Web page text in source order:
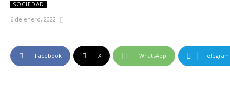
SOCIEDAD
6 de enero, 2022
Facebook X WhatsApp Telegram